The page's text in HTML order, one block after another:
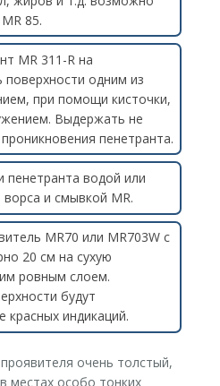
85.
MR 311-R на
поверхности одним из
при помощи кисточки,
Выдержать не
пенетранта.
пенетранта водой или
и смывкой MR.
MR70 или MR703W с
20 см на сухую
ровным слоем.
будут
красных индикаций.
очень толстый,
местах особо тонких